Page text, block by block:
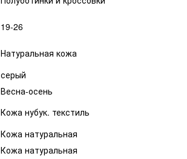
19-26
Натуральная кожа
серый
Весна-осень
Кожа нубук. текстиль
Кожа натуральная
Кожа натуральная